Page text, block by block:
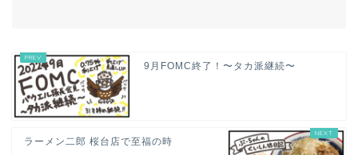
9月FOMC終了！〜タカ派継続〜
ラーメン二郎 桜台店で至福の時